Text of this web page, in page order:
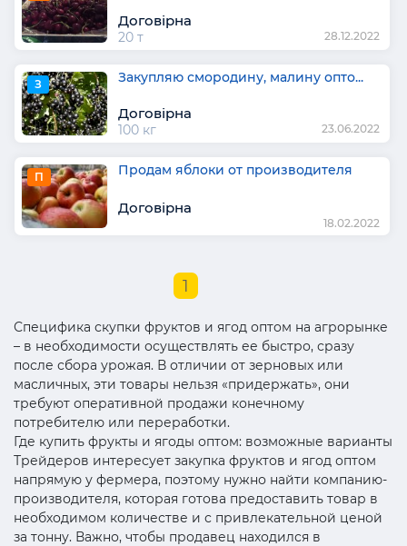
Договірна
20 т 28.12.2022
З Закупляю смородину, малину опто...
Договірна
100 кг 23.06.2022
П Продам яблоки от производителя
Договірна
18.02.2022
1
Специфика скупки фруктов и ягод оптом на агрорынке
– в необходимости осуществлять ее быстро, сразу
после сбора урожая. В отличии от зерновых или
масличных, эти товары нельзя «придержать», они
требуют оперативной продажи конечному
потребителю или переработки.
Где купить фрукты и ягоды оптом: возможные варианты
Трейдеров интересует закупка фруктов и ягод оптом
напрямую у фермера, поэтому нужно найти компанию-
производителя, которая готова предоставить товар в
необходимом количестве и с привлекательной ценой
за тонну. Важно, чтобы продавец находился в